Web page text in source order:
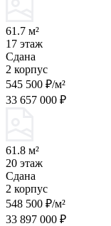
61.7 м²
17 этаж
Сдана
2 корпус
545 500 ₽/м²
33 657 000 ₽
61.8 м²
20 этаж
Сдана
2 корпус
548 500 ₽/м²
33 897 000 ₽